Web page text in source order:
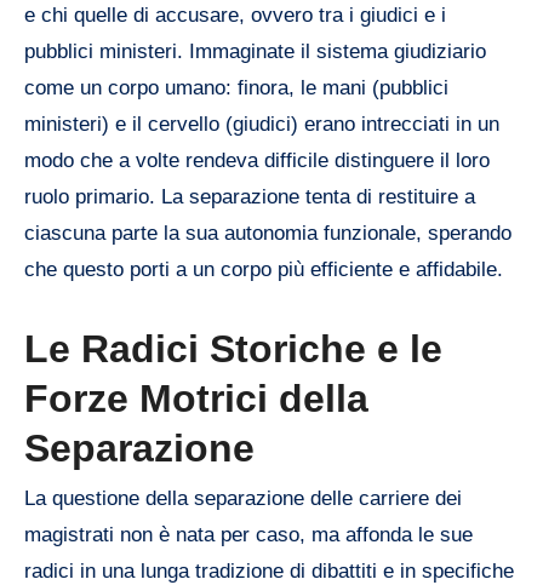
e chi quelle di accusare, ovvero tra i giudici e i
pubblici ministeri. Immaginate il sistema giudiziario
come un corpo umano: finora, le mani (pubblici
ministeri) e il cervello (giudici) erano intrecciati in un
modo che a volte rendeva difficile distinguere il loro
ruolo primario. La separazione tenta di restituire a
ciascuna parte la sua autonomia funzionale, sperando
che questo porti a un corpo più efficiente e affidabile.
Le Radici Storiche e le
Forze Motrici della
Separazione
La questione della separazione delle carriere dei
magistrati non è nata per caso, ma affonda le sue
radici in una lunga tradizione di dibattiti e in specifiche